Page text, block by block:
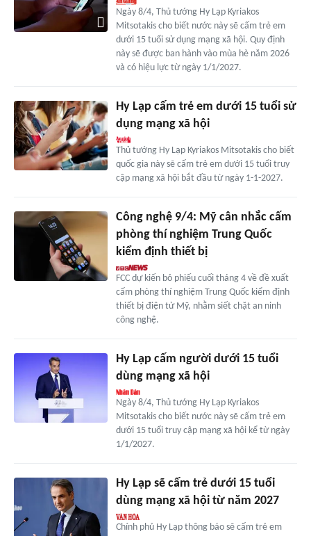
Ngày 8/4, Thủ tướng Hy Lạp Kyriakos
Mitsotakis cho biết nước này sẽ cấm trẻ em
dưới 15 tuổi sử dụng mạng xã hội. Quy định
này sẽ được ban hành vào mùa hè năm 2026
và có hiệu lực từ ngày 1/1/2027.
Hy Lạp cấm trẻ em dưới 15 tuổi sử
dụng mạng xã hội
Thủ tướng Hy Lạp Kyriakos Mitsotakis cho biết
quốc gia này sẽ cấm trẻ em dưới 15 tuổi truy
cập mạng xã hội bắt đầu từ ngày 1-1-2027.
Công nghệ 9/4: Mỹ cân nhắc cấm
phòng thí nghiệm Trung Quốc
kiểm định thiết bị
FCC dự kiến bỏ phiếu cuối tháng 4 về đề xuất
cấm phòng thí nghiệm Trung Quốc kiểm định
thiết bị điện tử Mỹ, nhằm siết chặt an ninh
công nghệ.
Hy Lạp cấm người dưới 15 tuổi
dùng mạng xã hội
Ngày 8/4, Thủ tướng Hy Lạp Kyriakos
Mitsotakis cho biết nước này sẽ cấm trẻ em
dưới 15 tuổi truy cập mạng xã hội kể từ ngày
1/1/2027.
Hy Lạp sẽ cấm trẻ dưới 15 tuổi
dùng mạng xã hội từ năm 2027
Chính phủ Hy Lạp thông báo sẽ cấm trẻ em